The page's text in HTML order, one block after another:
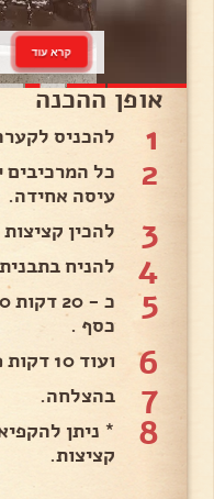
קרא עוד
אופן ההכנה
1 להכניס
2
כל
עיסה אחידה.
3 להכין
4 להניח
5
כסף .
6 ועוד 10 דקות פתוח .
7 בהצלחה.
8
* ניתן
קציצות.